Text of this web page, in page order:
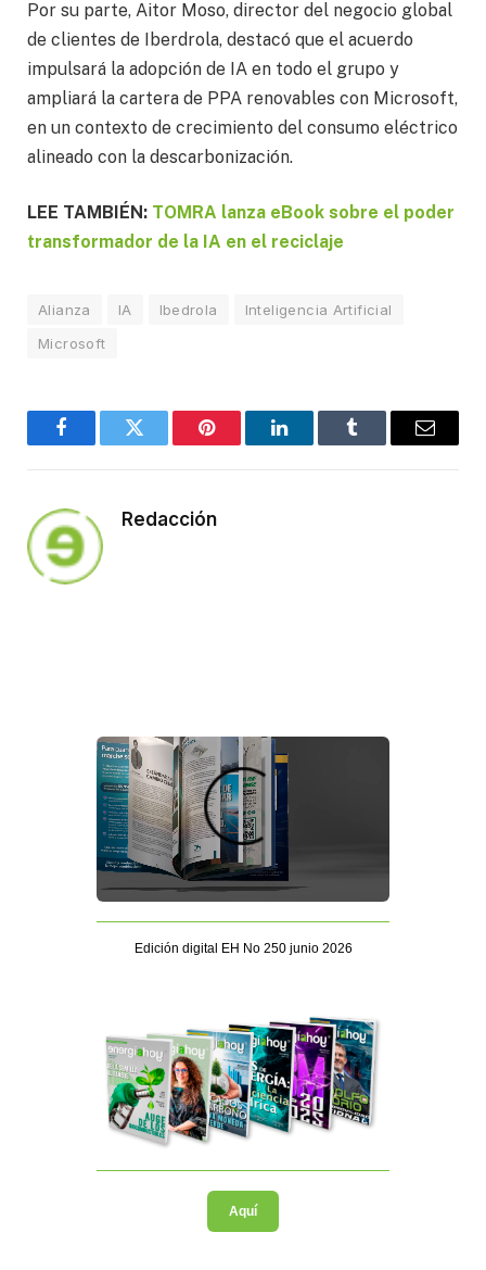
Por su parte, Aitor Moso, director del negocio global
de clientes de Iberdrola, destacó que el acuerdo
impulsará la adopción de IA en todo el grupo y
ampliará la cartera de PPA renovables con Microsoft,
en un contexto de crecimiento del consumo eléctrico
alineado con la descarbonización.
LEE TAMBIÉN: TOMRA lanza eBook sobre el poder
transformador de la IA en el reciclaje
Alianza IA Ibedrola
Inteligencia Artificial
Microsoft
FacebookTwitter Pinterest LinkedInTumblr Email
Redacción
Edición digital EH No 250 junio 2026
Aquí